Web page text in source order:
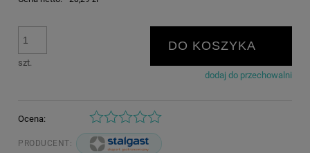
szt.
DO KOSZYKA
dodaj do przechowalni
Ocena:
PRODUCENT: